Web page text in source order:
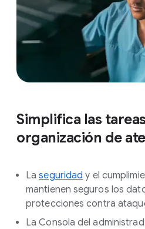
Simplifica las
organización de
Laseguridad y el
mantienen seguros los
protecciones contra
La Consola del